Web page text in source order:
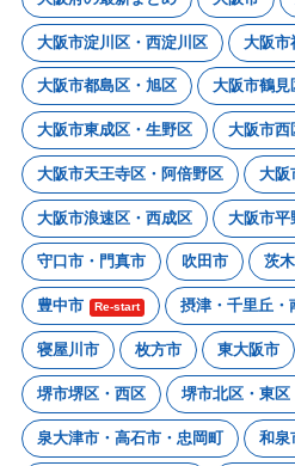
大阪市淀川区・西淀川区 大阪市
大阪市都島区・旭区 大阪市鶴見
大阪市東成区・生野区 大阪市西
大阪市天王寺区・阿倍野区 大阪
大阪市浪速区・西成区 大阪市平
守口市・門真市 吹田市 茨
豊中市 Re-start 摂津・千里丘・
寝屋川市 枚方市 東大阪市
堺市堺区・西区 堺市北区・東区
泉大津市・高石市・忠岡町 和泉